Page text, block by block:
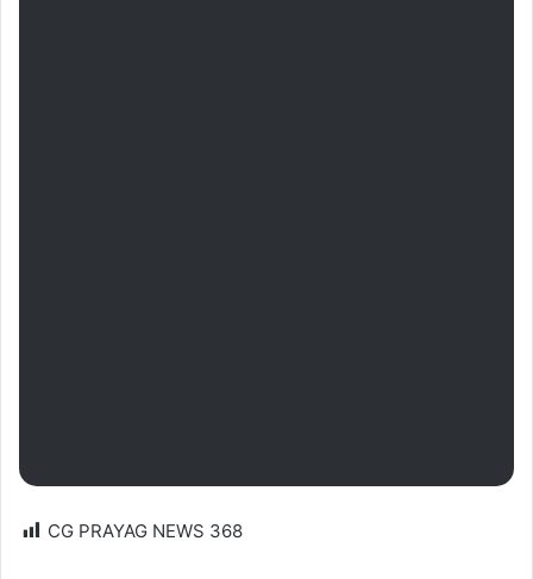
CG PRAYAG NEWS 368